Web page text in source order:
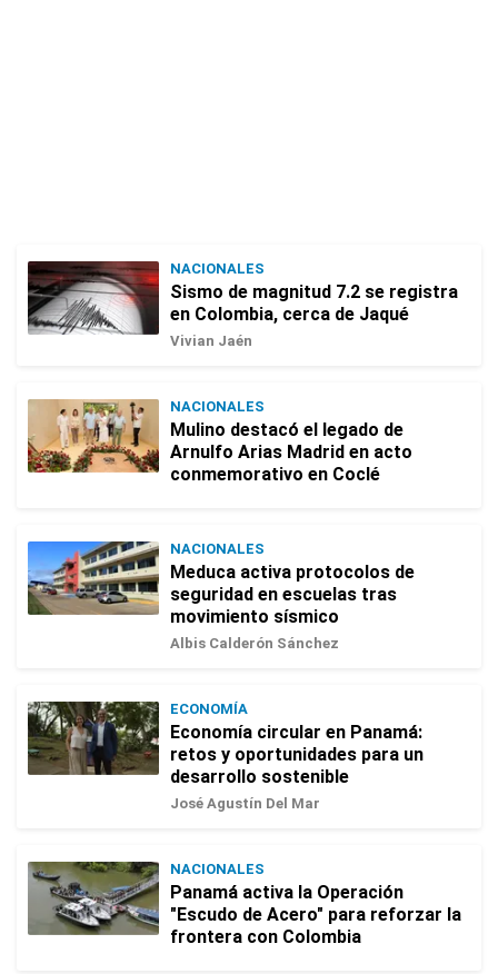
NACIONALES
Sismo de magnitud 7.2 se registra
en Colombia, cerca de Jaqué
Vivian Jaén
NACIONALES
Mulino destacó el legado de
Arnulfo Arias Madrid en acto
conmemorativo en Coclé
NACIONALES
Meduca activa protocolos de
seguridad en escuelas tras
movimiento sísmico
Albis Calderón Sánchez
ECONOMÍA
Economía circular en Panamá:
retos y oportunidades para un
desarrollo sostenible
José Agustín Del Mar
NACIONALES
Panamá activa la Operación
"Escudo de Acero" para reforzar la
frontera con Colombia